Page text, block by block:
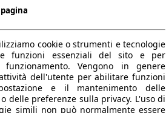
cookie o strumenti e tecnologie
funzioni essenziali del sito e per
Vengono in genere
dell'utente per abilitare funzioni
e il mantenimento delle
delle preferenze sulla privacy. L'uso di
simili non può normalmente essere